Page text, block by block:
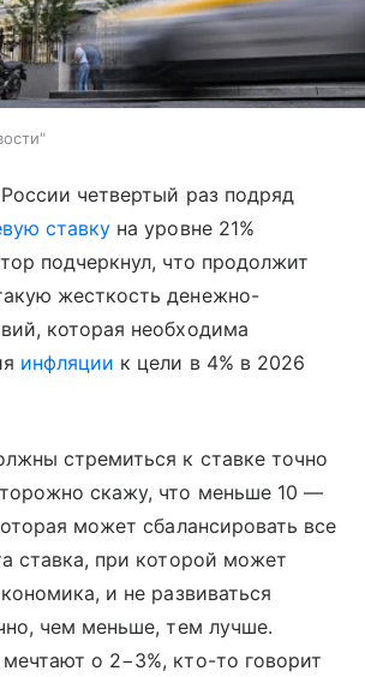
четвертый раз подряд
ставку на уровне 21%
подчеркнул, что продолжит
жесткость денежно-
которая необходима
инфляции к цели в 4% в 2026
стремиться к ставке точно
скажу, что меньше 10 —
может сбалансировать все
ставка, при которой может
и не развиваться
чем меньше, тем лучше.
о 2−3%, кто-то говорит